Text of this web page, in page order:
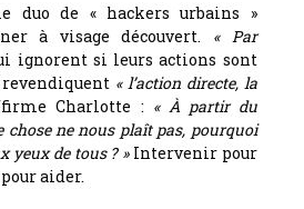
duo de « hackers urbains »
à visage découvert. « Par
ignorent si leurs actions sont
« l’action directe, la
Charlotte : « À partir du
ne nous plaît pas, pourquoi
yeux de tous ? » Intervenir pour
aider.